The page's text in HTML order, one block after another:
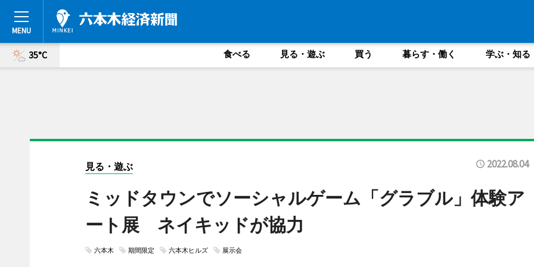
35°C 食べる 見る・遊ぶ 買う 暮らす・働く 学ぶ・知る
見る・遊ぶ 2022.08.04
ミッドタウンでソーシャルゲーム「グラブル」体験ア
ート展 ネイキッドが協力
六本木 期間限定 六本木ヒルズ 展示会